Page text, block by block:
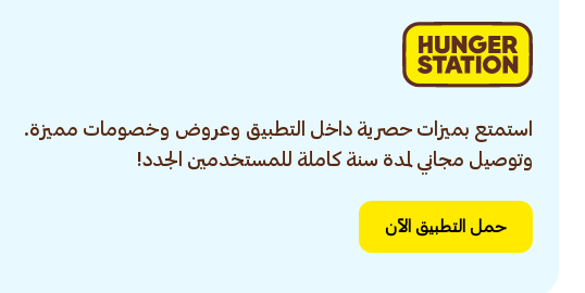
استمتع بميزات حصرية داخل التطبيق وعروض وخصومات مميزة.
وتوصيل مجاني لمدة سنة كاملة للمستخدمين الجدد!
حمل التطبيق الآن